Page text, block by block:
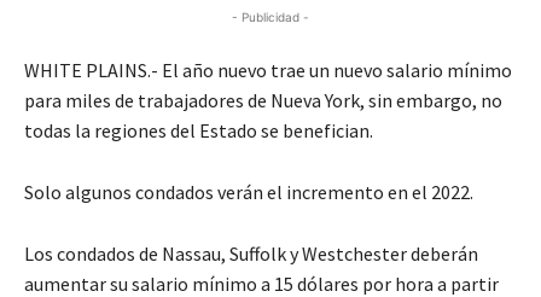
- Publicidad -
WHITE PLAINS.- El año nuevo trae un nuevo salario mínimo
para miles de trabajadores de Nueva York, sin embargo, no
todas la regiones del Estado se benefician.
Solo algunos condados verán el incremento en el 2022.
Los condados de Nassau, Suffolk y Westchester deberán
aumentar su salario mínimo a 15 dólares por hora a partir